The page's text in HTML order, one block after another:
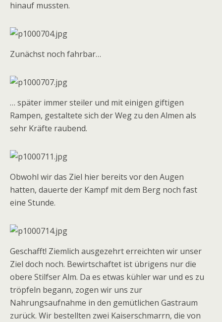
hinauf mussten.
Zunächst noch fahrbar…
… später immer steiler und mit einigen giftigen
Rampen, gestaltete sich der Weg zu den Almen als
sehr Kräfte raubend.
Obwohl wir das Ziel hier bereits vor den Augen
hatten, dauerte der Kampf mit dem Berg noch fast
eine Stunde.
Geschafft! Ziemlich ausgezehrt erreichten wir unser
Ziel doch noch. Bewirtschaftet ist übrigens nur die
obere Stilfser Alm. Da es etwas kühler war und es zu
tröpfeln begann, zogen wir uns zur
Nahrungsaufnahme in den gemütlichen Gastraum
zurück. Wir bestellten zwei Kaiserschmarrn, die von